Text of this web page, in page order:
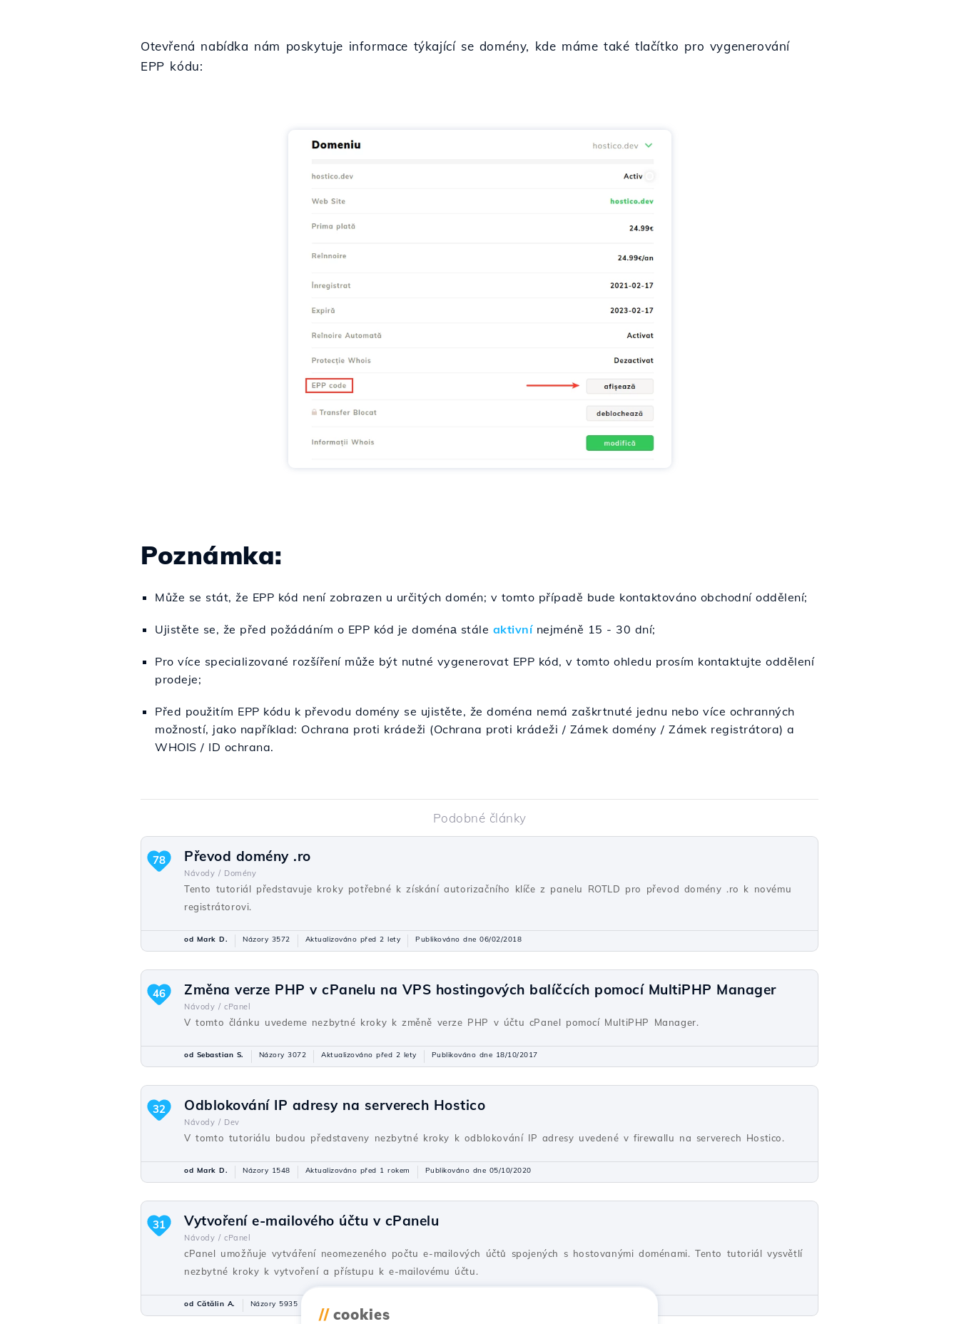
Otevřená nabídka nám poskytuje informace týkající se domény, kde máme také tlačítko pro vygenerování
EPP kódu:
Poznámka:
Může se stát, že EPP kód není zobrazen u určitých domén; v tomto případě bude kontaktováno obchodní oddělení;
Ujistěte se, že před požádáním o EPP kód je doménа stále aktivnínejméně 15 - 30 dní;
Pro více specializované rozšíření může být nutné vygenerovat EPP kód, v tomto ohledu prosím kontaktujte oddělení
prodeje;
Před použitím EPP kódu k převodu domény se ujistěte, že doména nemá zaškrtnuté jednu nebo více ochranných
možností, jako například: Ochrana proti krádeži (Ochrana proti krádeži / Zámek domény / Zámek registrátora) a
WHOIS / ID ochrana.
Podobné články
Převod domény .ro
Návody / Domény
Tento tutoriál představuje kroky potřebné k získání autorizačního klíče z panelu ROTLD pro převod domény .ro k novému
registrátorovi.
78
od Mark D. Názory 3572 Aktualizováno před 2 lety Publikováno dne 06/02/2018
Změna verze PHP v cPanelu na VPS hostingových balíčcích pomocí MultiPHP Manager
Návody / cPanel
V tomto článku uvedeme nezbytné kroky k změně verze PHP v účtu cPanel pomocí MultiPHP Manager.
46
od Sebastian S. Názory 3072 Aktualizováno před 2 lety Publikováno dne 18/10/2017
Odblokování IP adresy na serverech Hostico
Návody / Dev
V tomto tutoriálu budou představeny nezbytné kroky k odblokování IP adresy uvedené v firewallu na serverech Hostico.
32
od Mark D. Názory 1548 Aktualizováno před 1 rokem Publikováno dne 05/10/2020
Vytvoření e-mailového účtu v cPanelu
Návody / cPanel
cPanel umožňuje vytváření neomezeného počtu e-mailových účtů spojených s hostovanými doménami. Tento tutoriál vysvětlí
nezbytné kroky k vytvoření a přístupu k e-mailovému účtu.
31
od Cătălin A. Názory 5935
// cookies